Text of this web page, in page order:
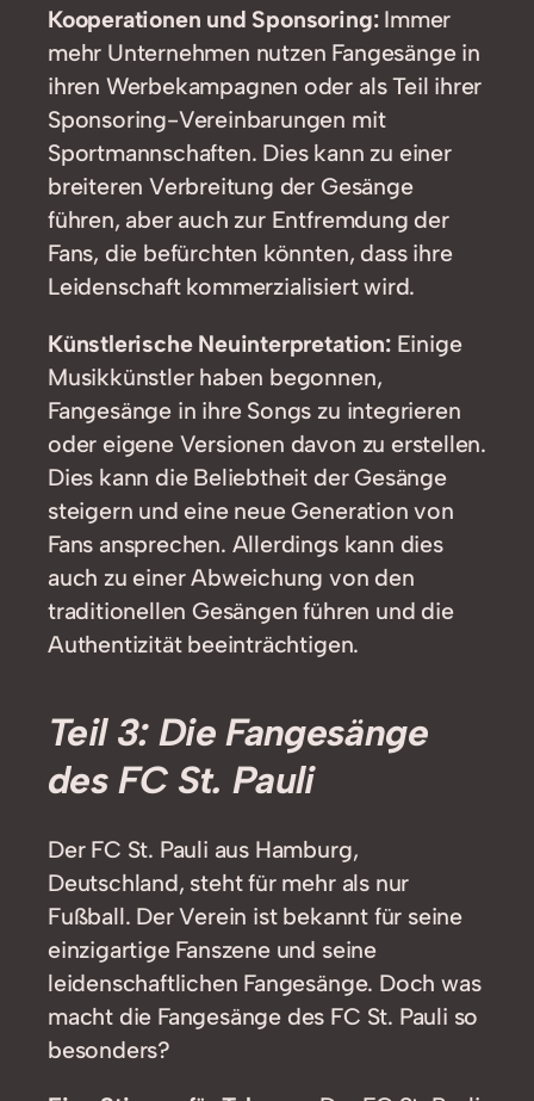
Kooperationen und Sponsoring:Immer
mehr Unternehmen nutzen Fangesänge in
ihren Werbekampagnen oder als Teil ihrer
Sponsoring-Vereinbarungen mit
Sportmannschaften. Dies kann zu einer
breiteren Verbreitung der Gesänge
führen, aber auch zur Entfremdung der
Fans, die befürchten könnten, dass ihre
Leidenschaft kommerzialisiert wird.
Künstlerische Neuinterpretation:Einige
Musikkünstler haben begonnen,
Fangesänge in ihre Songs zu integrieren
oder eigene Versionen davon zu erstellen.
Dies kann die Beliebtheit der Gesänge
steigern und eine neue Generation von
Fans ansprechen. Allerdings kann dies
auch zu einer Abweichung von den
traditionellen Gesängen führen und die
Authentizität beeinträchtigen.
Teil 3: Die Fangesänge
des FC St. Pauli
Der FC St. Pauli aus Hamburg,
Deutschland, steht für mehr als nur
Fußball. Der Verein ist bekannt für seine
einzigartige Fanszene und seine
leidenschaftlichen Fangesänge. Doch was
macht die Fangesänge des FC St. Pauli so
besonders?